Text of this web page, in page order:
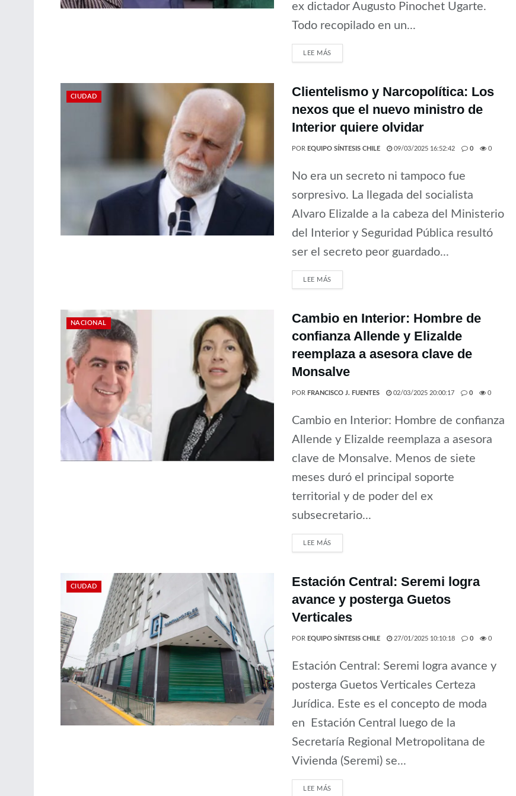
ex dictador Augusto Pinochet Ugarte.
Todo recopilado en un...
LEE MÁS
CIUDAD
Clientelismo y Narcopolítica: Los
nexos que el nuevo ministro de
Interior quiere olvidar
POR EQUIPO SÍNTESIS CHILE 09/03/2025 16:52:42 0 0
No era un secreto ni tampoco fue
sorpresivo. La llegada del socialista
Alvaro Elizalde a la cabeza del Ministerio
del Interior y Seguridad Pública resultó
ser el secreto peor guardado...
LEE MÁS
NACIONAL
Cambio en Interior: Hombre de
confianza Allende y Elizalde
reemplaza a asesora clave de
Monsalve
POR FRANCISCO J. FUENTES 02/03/2025 20:00:17 0 0
Cambio en Interior: Hombre de confianza
Allende y Elizalde reemplaza a asesora
clave de Monsalve. Menos de siete
meses duró el principal soporte
territorial y de poder del ex
subsecretario...
LEE MÁS
CIUDAD
Estación Central: Seremi logra
avance y posterga Guetos
Verticales
POR EQUIPO SÍNTESIS CHILE 27/01/2025 10:10:18 0 0
Estación Central: Seremi logra avance y
posterga Guetos Verticales Certeza
Jurídica. Este es el concepto de moda
en Estación Central luego de la
Secretaría Regional Metropolitana de
Vivienda (Seremi) se...
LEE MÁS